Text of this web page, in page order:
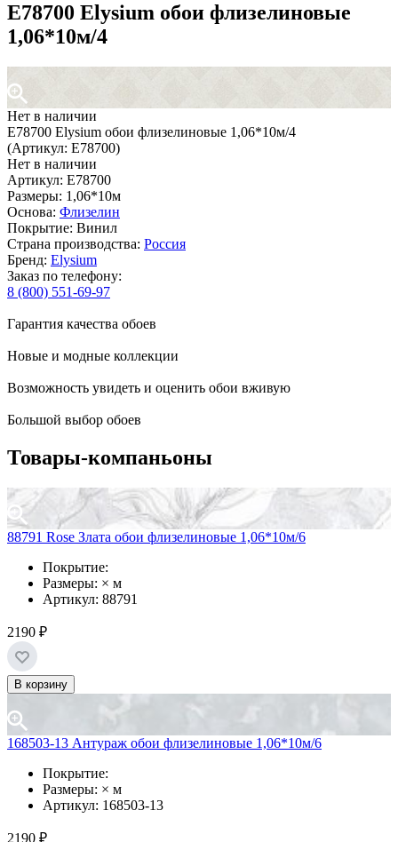
Е78700 Elysium обои флизелиновые
1,06*10м/4
Нет в наличии
Е78700 Elysium обои флизелиновые 1,06*10м/4
(Артикул: Е78700)
Нет в наличии
Артикул: Е78700
Размеры: 1,06*10м
Основа: Флизелин
Покрытие: Винил
Страна производства: Россия
Бренд: Elysium
Заказ по телефону:
8 (800) 551-69-97
Гарантия качества обоев
Новые и модные коллекции
Возможность увидеть и оценить обои вживую
Большой выбор обоев
Товары-компаньоны
88791 Rose Злата обои флизелиновые 1,06*10м/6
Покрытие:
Размеры: × м
Артикул: 88791
2190 ₽
В корзину
168503-13 Антураж обои флизелиновые 1,06*10м/6
Покрытие:
Размеры: × м
Артикул: 168503-13
2190 ₽